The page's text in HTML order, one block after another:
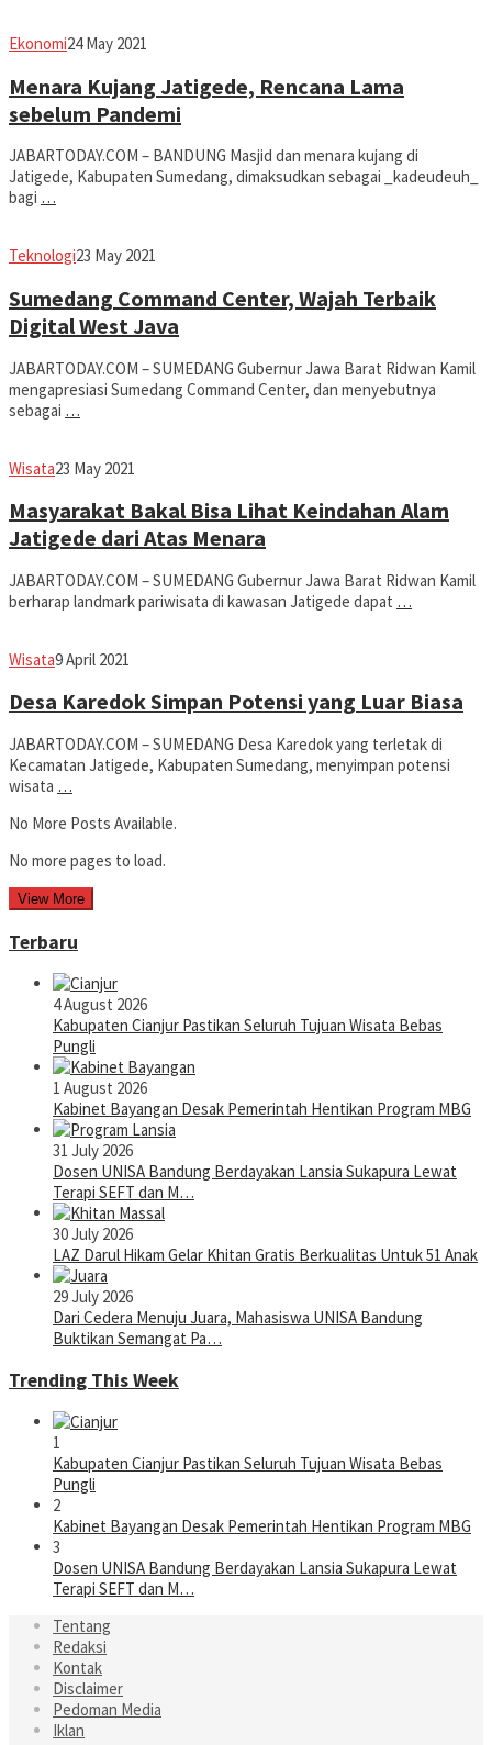
EkonomiAvila
24 May 2021
Menara Kujang Jatigede, Rencana Lama
sebelum Pandemi
JABARTODAY.COM – BANDUNG Masjid dan menara kujang di
Jatigede, Kabupaten Sumedang, dimaksudkan sebagai _kadeudeuh_
bagi …
TeknologiAvila
23 May 2021
Sumedang Command Center, Wajah Terbaik
Digital West Java
JABARTODAY.COM – SUMEDANG Gubernur Jawa Barat Ridwan Kamil
mengapresiasi Sumedang Command Center, dan menyebutnya
sebagai …
WisataAvila
23 May 2021
Masyarakat Bakal Bisa Lihat Keindahan Alam
Jatigede dari Atas Menara
JABARTODAY.COM – SUMEDANG Gubernur Jawa Barat Ridwan Kamil
berharap landmark pariwisata di kawasan Jatigede dapat …
WisataAvila
9 April 2021
Desa Karedok Simpan Potensi yang Luar Biasa
JABARTODAY.COM – SUMEDANG Desa Karedok yang terletak di
Kecamatan Jatigede, Kabupaten Sumedang, menyimpan potensi
wisata …
No More Posts Available.
No more pages to load.
View More
Terbaru
4 August 2026
Kabupaten Cianjur Pastikan Seluruh Tujuan Wisata Bebas
Pungli
1 August 2026
Kabinet Bayangan Desak Pemerintah Hentikan Program MBG
31 July 2026
Dosen UNISA Bandung Berdayakan Lansia Sukapura Lewat
Terapi SEFT dan M…
30 July 2026
LAZ Darul Hikam Gelar Khitan Gratis Berkualitas Untuk 51 Anak
29 July 2026
Dari Cedera Menuju Juara, Mahasiswa UNISA Bandung
Buktikan Semangat Pa…
Trending This Week
1
Kabupaten Cianjur Pastikan Seluruh Tujuan Wisata Bebas
Pungli
2
Kabinet Bayangan Desak Pemerintah Hentikan Program MBG
3
Dosen UNISA Bandung Berdayakan Lansia Sukapura Lewat
Terapi SEFT dan M…
Tentang
Redaksi
Kontak
Disclaimer
Pedoman Media
Iklan